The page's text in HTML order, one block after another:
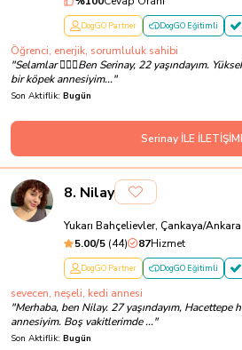
DogGO Partner DogGO Eğitimli
Öğrenci, enerjik, sorumluluk sahibi
"Selamlar 🙋🏼‍♀️Ben Serinay, 22 yaşındayım.
bir köpek annesiyim..."
Son Aktiflik: Bugün
Serinay İLE
8. Nilay
Yukarı Bahçelievler, Çankaya/Ankara
5.00/5 (44) 87Hizmet
DogGO Partner DogGO Eğitimli
sevecen, neşeli, kedi annesi
"Merhaba, ben Nilay. 27 yaşındayım, Hacettepe
annesiyim. Boş vakitlerimde ..."
Son Aktiflik: Bugün